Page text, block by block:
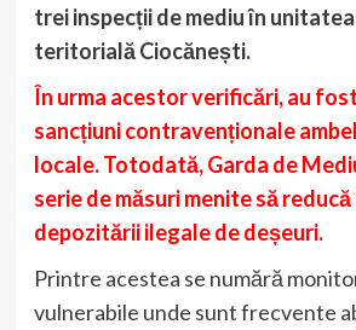
trei inspecții de mediu în
teritorială Ciocănești.
În urma acestor verificări, au
sancțiuni contravenționale
locale. Totodată, Garda de
serie de măsuri menite să
depozitării ilegale de deșeuri.
Printre acestea se numără
vulnerabile unde sunt frecvente